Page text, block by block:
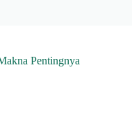
Pentingnya